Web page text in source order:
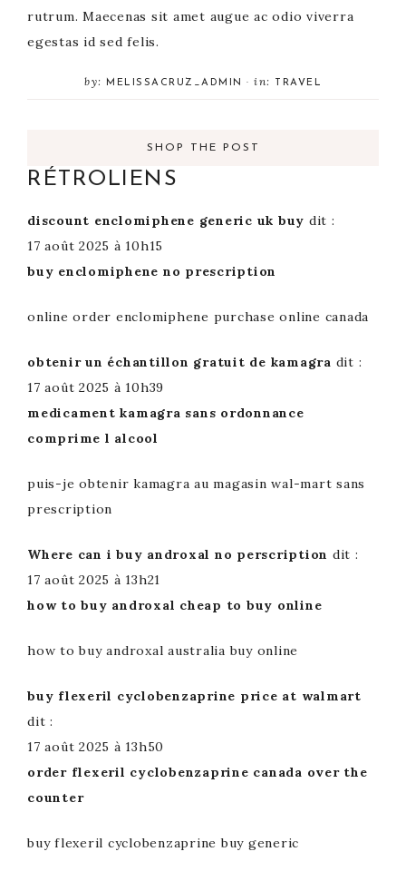
rutrum. Maecenas sit amet augue ac odio viverra
egestas id sed felis.
by: MELISSACRUZ_ADMIN · in: TRAVEL
SHOP THE POST
RÉTROLIENS
discount enclomiphene generic uk buy dit :
17 août 2025 à 10h15
buy enclomiphene no prescription
online order enclomiphene purchase online canada
obtenir un échantillon gratuit de kamagra dit :
17 août 2025 à 10h39
medicament kamagra sans ordonnance
comprime l alcool
puis-je obtenir kamagra au magasin wal-mart sans
prescription
Where can i buy androxal no perscription dit :
17 août 2025 à 13h21
how to buy androxal cheap to buy online
how to buy androxal australia buy online
buy flexeril cyclobenzaprine price at walmart
dit :
17 août 2025 à 13h50
order flexeril cyclobenzaprine canada over the
counter
buy flexeril cyclobenzaprine buy generic